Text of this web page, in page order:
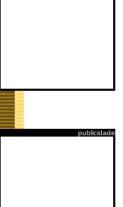
publicidade